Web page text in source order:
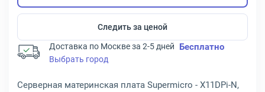
Следить за ценой
Доставка по Москве за 2-5 дней Бесплатно
Выбрать город
Серверная материнская плата Supermicro - X11DPi-N,